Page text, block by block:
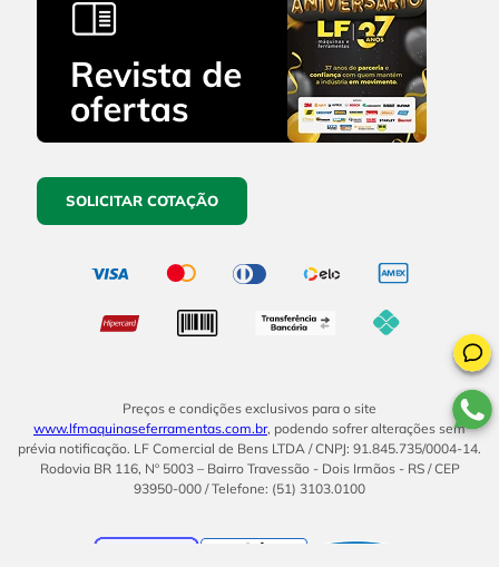
SOLICITAR COTAÇÃO
Preços e condições exclusivos para o site
www.lfmaquinaseferramentas.com.br, podendo sofrer alterações sem
prévia notificação. LF Comercial de Bens LTDA / CNPJ: 91.845.735/0004-14.
Rodovia BR 116, Nº 5003 – Bairro Travessão - Dois Irmãos - RS / CEP
93950-000 / Telefone: (51) 3103.0100